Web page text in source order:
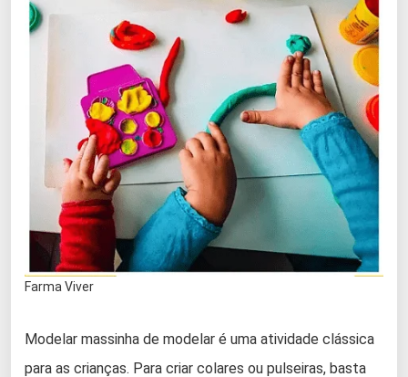
Farma Viver
Modelar massinha de modelar é uma atividade clássica
para as crianças. Para criar colares ou pulseiras, basta